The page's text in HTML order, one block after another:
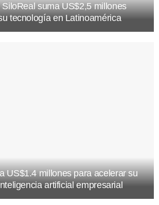
suma US$2,5 millones
tecnología en Latinoamérica
US$1.4 millones para acelerar su
artificial empresarial